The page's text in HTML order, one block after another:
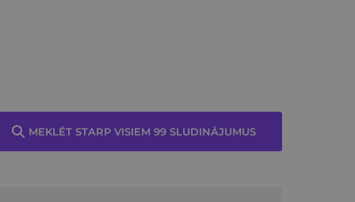
MEKLĒT STARP VISIEM 99 SLUDINĀJUMUS